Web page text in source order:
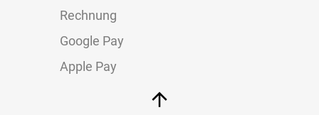
Rechnung
Google Pay
Apple Pay